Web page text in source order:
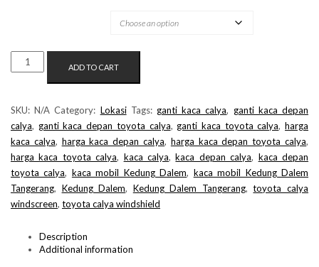
KACA
MOBIL
DALEM
QUANTITY
ADD TO CART
SKU:N/A Category: Lokasi Tags: ganti kaca calya, ganti kaca depan
calya, ganti kaca depan toyota calya, ganti kaca toyota calya,harga
kaca calya, harga kaca depan calya, harga kaca depan toyota calya,
harga kaca toyota calya, kaca calya,kaca depan calya, kaca depan
toyota calya, kaca mobil Kedung Dalem, kaca mobil Kedung Dalem
Tangerang, Kedung Dalem, Kedung Dalem Tangerang,toyota calya
windscreen, toyota calya windshield
Description
Additional information